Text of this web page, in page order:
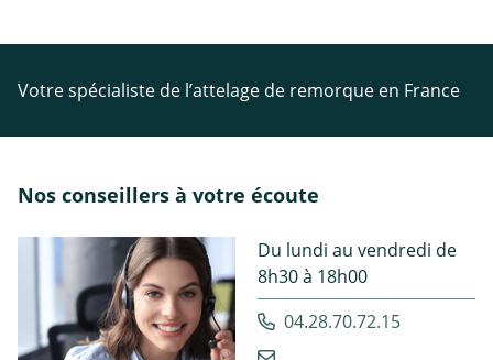
Votre spécialiste de l’attelage de remorque en France
Nos conseillers à votre écoute
Du lundi au vendredi de
8h30 à 18h00
04.28.70.72.15